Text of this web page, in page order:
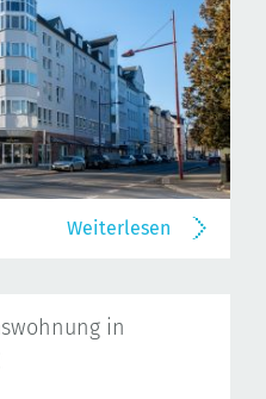
Weiterlesen
in